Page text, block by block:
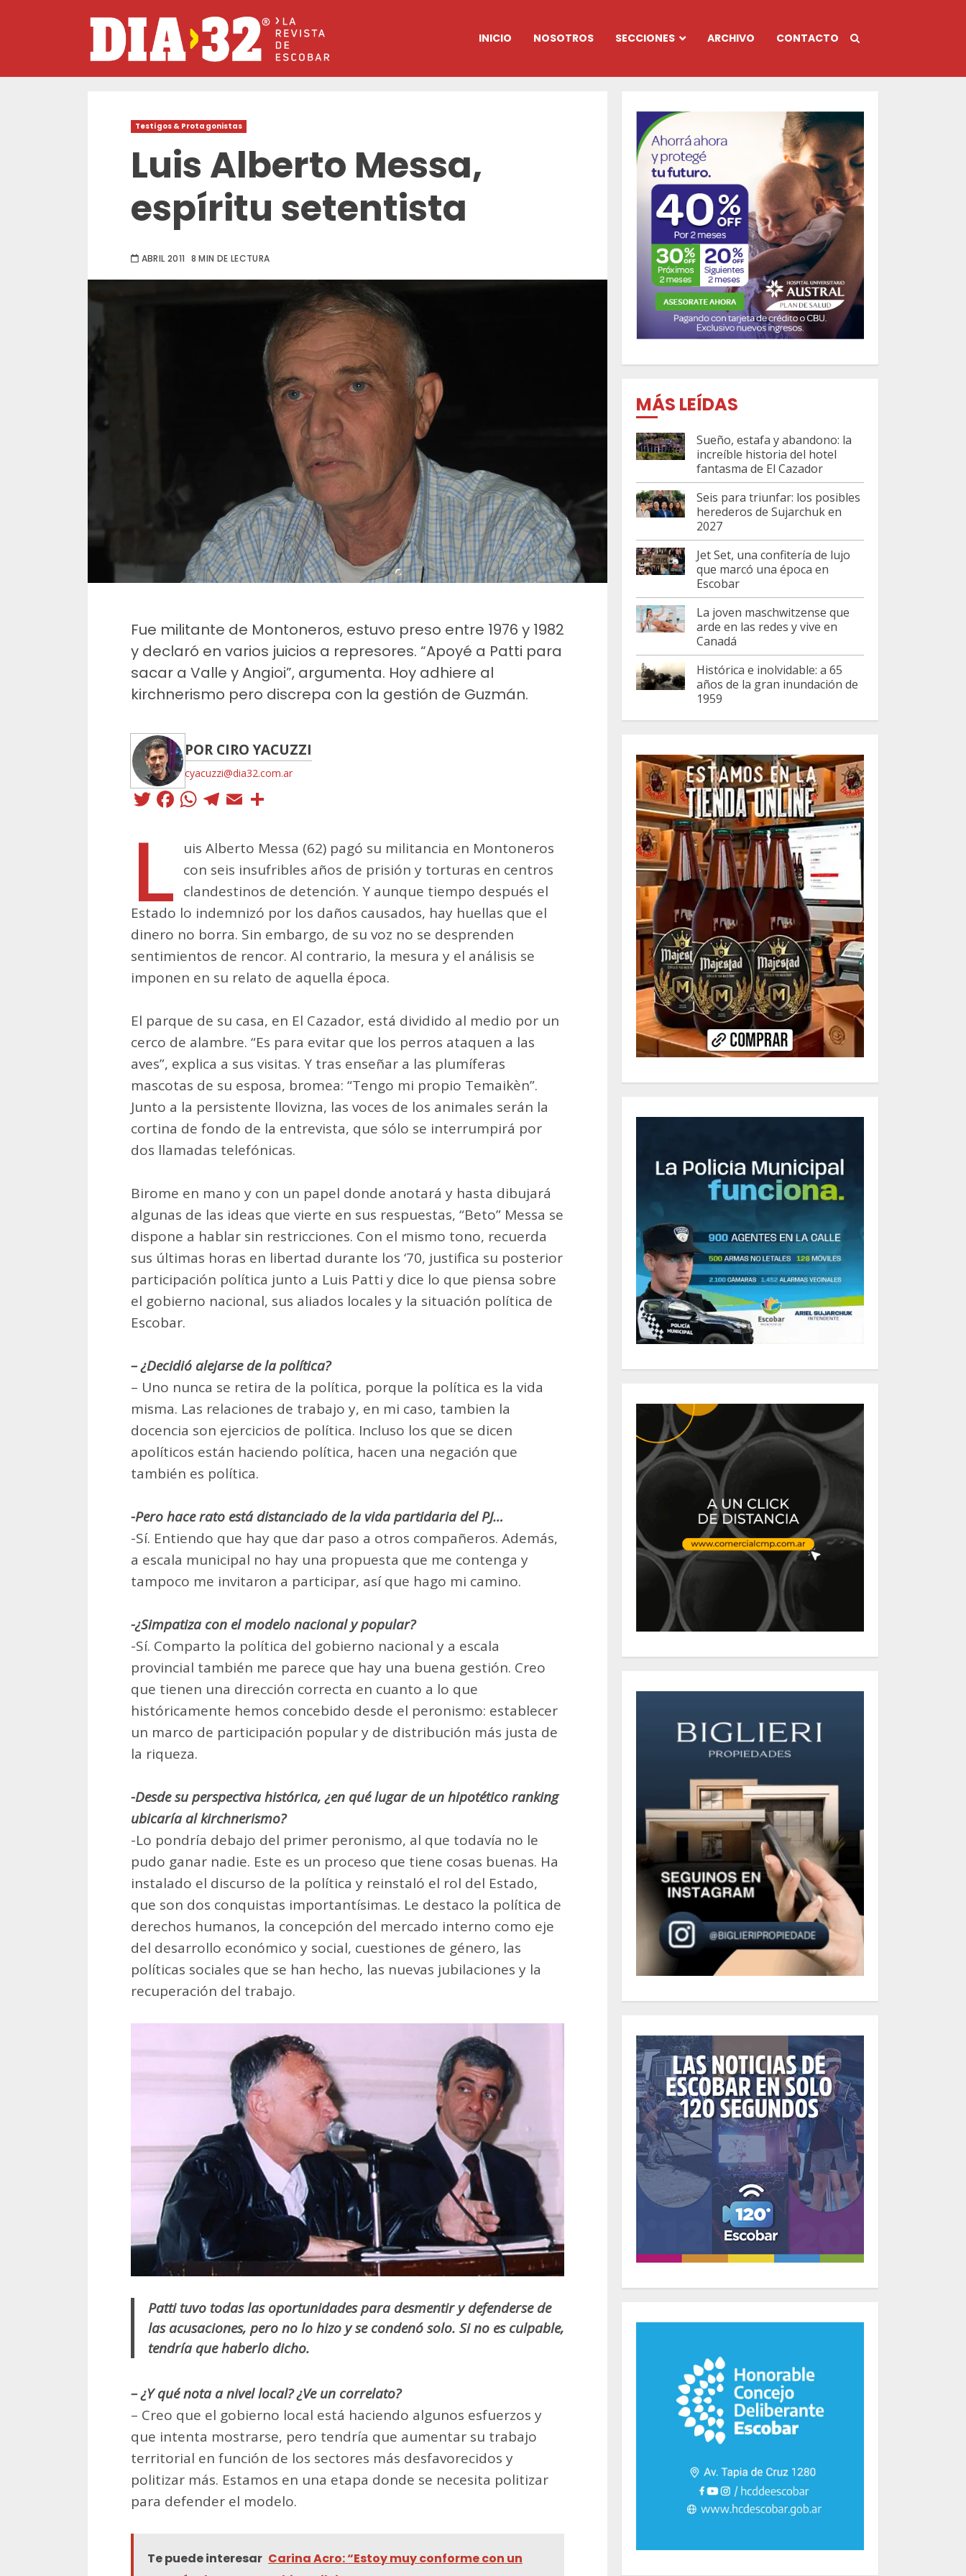
INICIO NOSOTROS SECCIONES ARCHIVO CONTACTO
Testigos & Protagonistas
Luis Alberto Messa,
espíritu setentista
ABRIL 2011 8 MIN DE LECTURA
Fue militante de Montoneros, estuvo preso entre 1976 y 1982
y declaró en varios juicios a represores. “Apoyé a Patti para
sacar a Valle y Angioi”, argumenta. Hoy adhiere al
kirchnerismo pero discrepa con la gestión de Guzmán.
POR CIRO YACUZZI
cyacuzzi@dia32.com.ar
Twitter
Facebook
WhatsApp
Telegram
Email
L
uis Alberto Messa (62) pagó su militancia en Montoneros
con seis insufribles años de prisión y torturas en centros
clandestinos de detención. Y aunque tiempo después el
Estado lo indemnizó por los daños causados, hay huellas que el
dinero no borra. Sin embargo, de su voz no se desprenden
sentimientos de rencor. Al contrario, la mesura y el análisis se
imponen en su relato de aquella época.
El parque de su casa, en El Cazador, está dividido al medio por un
cerco de alambre. “Es para evitar que los perros ataquen a las
aves”, explica a sus visitas. Y tras enseñar a las plumíferas
mascotas de su esposa, bromea: “Tengo mi propio Temaikèn”.
Junto a la persistente llovizna, las voces de los animales serán la
cortina de fondo de la entrevista, que sólo se interrumpirá por
dos llamadas telefónicas.
Birome en mano y con un papel donde anotará y hasta dibujará
algunas de las ideas que vierte en sus respuestas, “Beto” Messa se
dispone a hablar sin restricciones. Con el mismo tono, recuerda
sus últimas horas en libertad durante los ‘70, justifica su posterior
participación política junto a Luis Patti y dice lo que piensa sobre
el gobierno nacional, sus aliados locales y la situación política de
Escobar.
– ¿Decidió alejarse de la política?
– Uno nunca se retira de la política, porque la política es la vida
misma. Las relaciones de trabajo y, en mi caso, tambien la
docencia son ejercicios de política. Incluso los que se dicen
apolíticos están haciendo política, hacen una negación que
también es política.
-Pero hace rato está distanciado de la vida partidaria del PJ…
-Sí. Entiendo que hay que dar paso a otros compañeros. Además,
a escala municipal no hay una propuesta que me contenga y
tampoco me invitaron a participar, así que hago mi camino.
-¿Simpatiza con el modelo nacional y popular?
-Sí. Comparto la política del gobierno nacional y a escala
provincial también me parece que hay una buena gestión. Creo
que tienen una dirección correcta en cuanto a lo que
históricamente hemos concebido desde el peronismo: establecer
un marco de participación popular y de distribución más justa de
la riqueza.
-Desde su perspectiva histórica, ¿en qué lugar de un hipotético ranking
ubicaría al kirchnerismo?
-Lo pondría debajo del primer peronismo, al que todavía no le
pudo ganar nadie. Este es un proceso que tiene cosas buenas. Ha
instalado el discurso de la política y reinstaló el rol del Estado,
que son dos conquistas importantísimas. Le destaco la política de
derechos humanos, la concepción del mercado interno como eje
del desarrollo económico y social, cuestiones de género, las
políticas sociales que se han hecho, las nuevas jubilaciones y la
recuperación del trabajo.
Patti tuvo todas las oportunidades para desmentir y defenderse de
las acusaciones, pero no lo hizo y se condenó solo. Si no es culpable,
tendría que haberlo dicho.
– ¿Y qué nota a nivel local? ¿Ve un correlato?
– Creo que el gobierno local está haciendo algunos esfuerzos y
que intenta mostrarse, pero tendría que aumentar su trabajo
territorial en función de los sectores más desfavorecidos y
politizar más. Estamos en una etapa donde se necesita politizar
para defender el modelo.
Te puede interesar Carina Acro: “Estoy muy conforme con un
MÁS LEÍDAS
Sueño, estafa y abandono: la
increíble historia del hotel
fantasma de El Cazador
Seis para triunfar: los posibles
herederos de Sujarchuk en
2027
Jet Set, una confitería de lujo
que marcó una época en
Escobar
La joven maschwitzense que
arde en las redes y vive en
Canadá
Histórica e inolvidable: a 65
años de la gran inundación de
1959